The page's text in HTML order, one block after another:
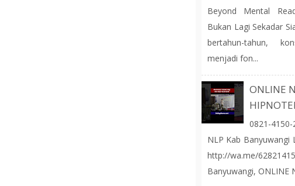
Beyond Mental
Bukan Lagi Sekadar
bertahun-tahun,
menjadi fon...
ONLINE
0821-
NLP Kab Banyuwangi
http://wa.me/
Banyuwangi, ONLINE